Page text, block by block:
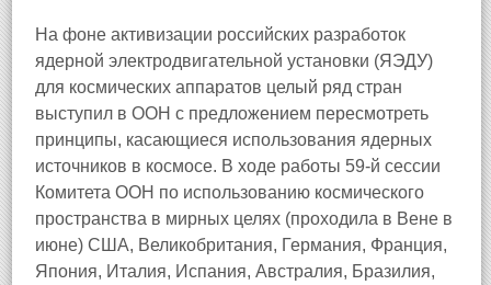
На фоне активизации российских разработок
ядерной электродвигательной установки (ЯЭДУ)
для космических аппаратов целый ряд стран
выступил в ООН с предложением пересмотреть
принципы, касающиеся использования ядерных
источников в космосе. В ходе работы 59-й сессии
Комитета ООН по использованию космического
пространства в мирных целях (проходила в Вене в
июне) США, Великобритания, Германия, Франция,
Япония, Италия, Испания, Австралия, Бразилия,